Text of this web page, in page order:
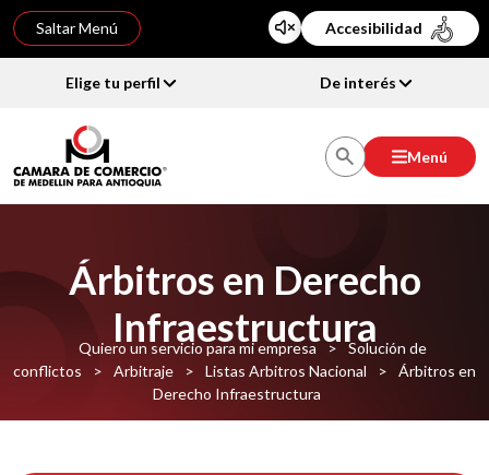
Saltar Menú Accesibilidad
Elige tu perfil De interés
Menú
Árbitros en Derecho
Infraestructura
Quiero un servicio para mi empresa > Solución de
conflictos
> Arbitraje > Listas Arbitros Nacional >
Árbitros en
Derecho Infraestructura